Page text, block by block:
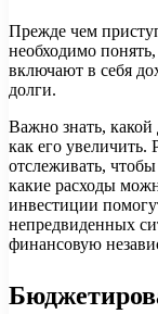
Прежде чем
необходимо
включают в себя
долги.
Важно знать, какой
как его увеличить.
отслеживать,
какие расходы
инвестиции
непредвиденных
финансовую